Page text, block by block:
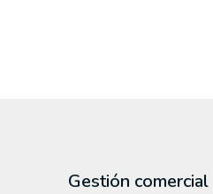
Gestión comercial